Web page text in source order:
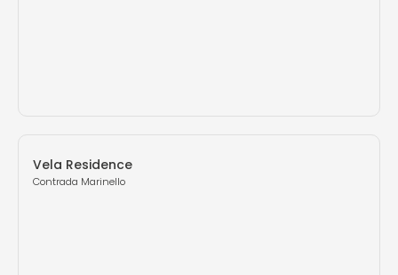
Vela Residence
Contrada Marinello